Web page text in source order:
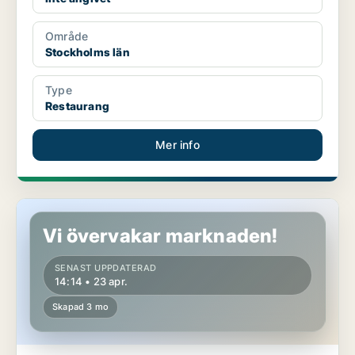
Område
Stockholms län
Type
Restaurang
Mer info
Butikslokal i Stockholms län
Vi övervakar marknaden!
SENAST UPPDATERAD
14:14 • 23 apr.
Skapad 3 mo